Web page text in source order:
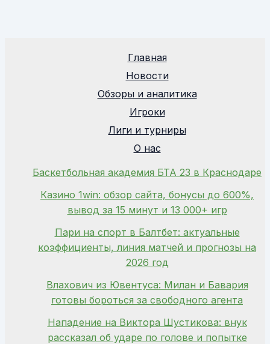
Главная
Новости
Обзоры и аналитика
Игроки
Лиги и турниры
О нас
Баскетбольная академия БТА 23 в Краснодаре
Казино 1win: обзор сайта, бонусы до 600%,
вывод за 15 минут и 13 000+ игр
Пари на спорт в Балтбет: актуальные
коэффициенты, линия матчей и прогнозы на
2026 год
Влахович из Ювентуса: Милан и Бавария
готовы бороться за свободного агента
Нападение на Виктора Шустикова: внук
рассказал об ударе по голове и попытке